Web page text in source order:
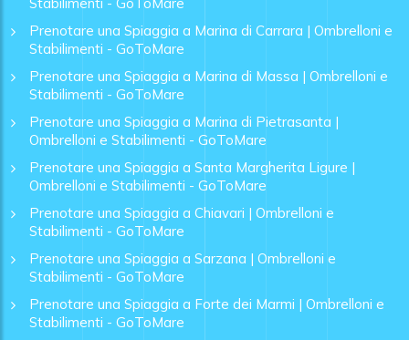
Prenotare una Spiaggia a Marina di Carrara | Ombrelloni e
Stabilimenti - GoToMare
Prenotare una Spiaggia a Marina di Massa | Ombrelloni e
Stabilimenti - GoToMare
Prenotare una Spiaggia a Marina di Pietrasanta |
Ombrelloni e Stabilimenti - GoToMare
Prenotare una Spiaggia a Santa Margherita Ligure |
Ombrelloni e Stabilimenti - GoToMare
Prenotare una Spiaggia a Chiavari | Ombrelloni e
Stabilimenti - GoToMare
Prenotare una Spiaggia a Sarzana | Ombrelloni e
Stabilimenti - GoToMare
Prenotare una Spiaggia a Forte dei Marmi | Ombrelloni e
Stabilimenti - GoToMare